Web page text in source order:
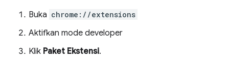
Buka chrome://extensions
Aktifkan mode developer
Klik Paket Ekstensi.